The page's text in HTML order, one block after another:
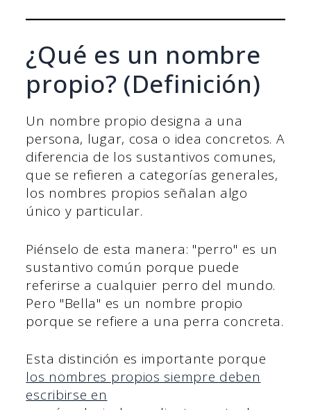
¿Qué es un nombre
propio? (Definición)
Un nombre propio designa a una
persona, lugar, cosa o idea concretos. A
diferencia de los sustantivos comunes,
que se refieren a categorías generales,
los nombres propios señalan algo
único y particular.
Piénselo de esta manera: "perro" es un
sustantivo común porque puede
referirse a cualquier perro del mundo.
Pero "Bella" es un nombre propio
porque se refiere a una perra concreta.
Esta distinción es importante porque
los nombres propios siempre deben
escribirse en